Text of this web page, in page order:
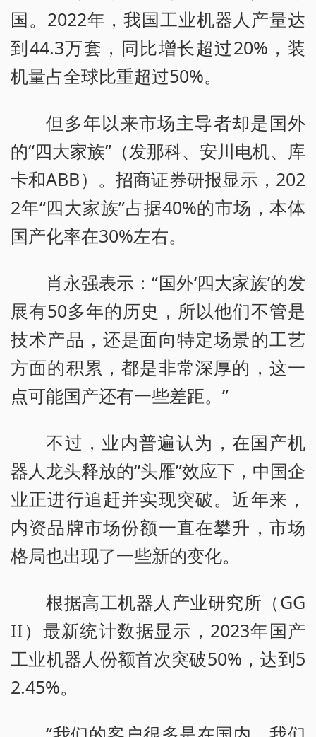
国。2022年，我国工业机器人产量达
到44.3万套，同比增长超过20%，装
机量占全球比重超过50%。
但多年以来市场主导者却是国外
的“四大家族”（发那科、安川电机、库
卡和ABB）。招商证券研报显示，202
2年“四大家族”占据40%的市场，本体
国产化率在30%左右。
肖永强表示：“国外‘四大家族’的发
展有50多年的历史，所以他们不管是
技术产品，还是面向特定场景的工艺
方面的积累，都是非常深厚的，这一
点可能国产还有一些差距。”
不过，业内普遍认为，在国产机
器人龙头释放的“头雁”效应下，中国企
业正进行追赶并实现突破。近年来，
内资品牌市场份额一直在攀升，市场
格局也出现了一些新的变化。
根据高工机器人产业研究所（GG
II）最新统计数据显示，2023年国产
工业机器人份额首次突破50%，达到5
2.45%。